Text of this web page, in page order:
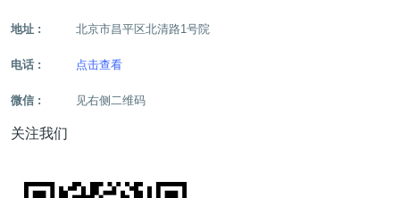
地址 : 北京市昌平区北清路1号院
电话 : 点击查看
微信 : 见右侧二维码
关注我们